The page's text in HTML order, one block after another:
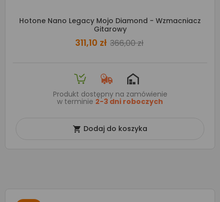
Hotone Nano Legacy Mojo Diamond - Wzmacniacz
Gitarowy
311,10 zł 366,00 zł
Produkt dostępny na zamówienie
w terminie 2-3 dni roboczych
 Dodaj do koszyka